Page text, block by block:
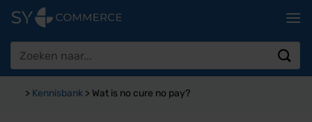
naar
inhoud
> Kennisbank> Wat is no cure no pay?